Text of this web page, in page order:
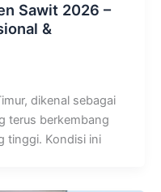
Sawit 2026 –
&
dikenal sebagai
terus berkembang
tinggi. Kondisi ini